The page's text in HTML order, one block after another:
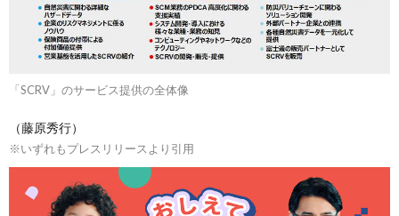
「SCRV」のサービス提供の全体像
（藤原秀行）
※いずれもプレスリリースより引用